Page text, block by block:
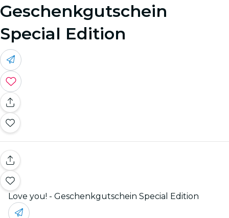
Geschenkgutschein
Special Edition
Love you! - Geschenkgutschein Special Edition